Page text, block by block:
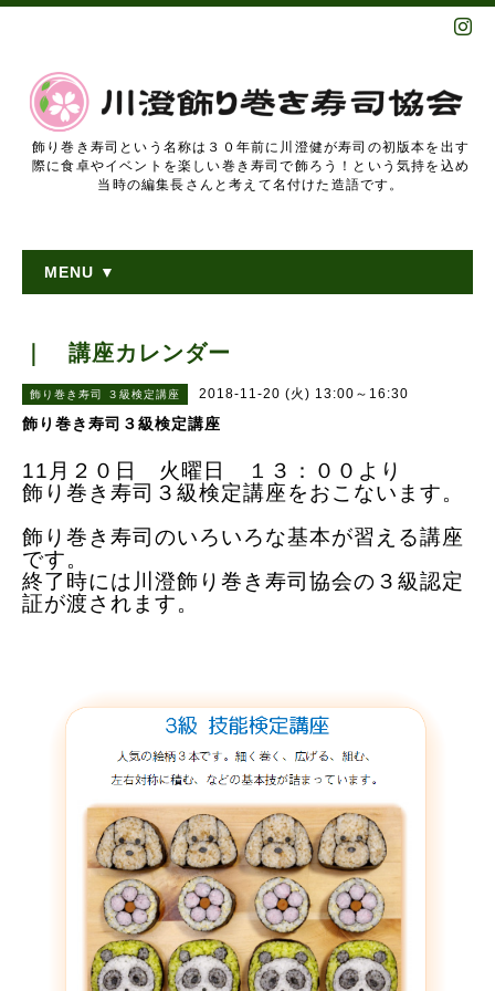
飾り巻き寿司という名称は３０年前に川澄健が寿司の初版本を出す
際に食卓やイベントを楽しい巻き寿司で飾ろう！という気持を込め
当時の編集長さんと考えて名付けた造語です。
MENU ▼
｜ 講座カレンダー
飾り巻き寿司 ３級検定講座 2018-11-20 (火) 13:00～16:30
飾り巻き寿司３級検定講座
11月２０日 火曜日 １３：００より
飾り巻き寿司３級検定講座をおこないます。
飾り巻き寿司のいろいろな基本が習える講座
です。
終了時には川澄飾り巻き寿司協会の３級認定
証が渡されます。